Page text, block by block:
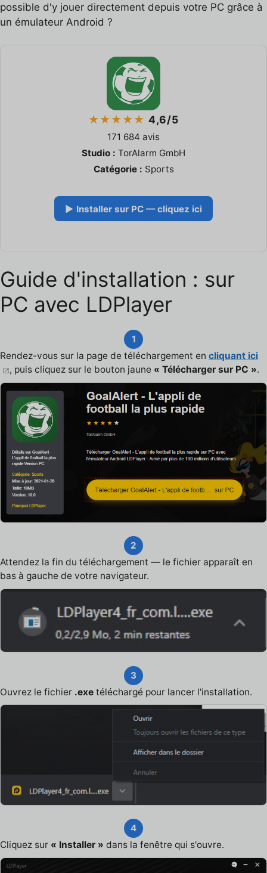
possible d'y jouer directement depuis votre PC grâce à
un émulateur Android ?
★★★★★ 4,6/5
171 684 avis
Studio : TorAlarm GmbH
Catégorie : Sports
▶ Installer sur PC — cliquez ici
Guide d'installation : sur
PC avec LDPlayer
1
Rendez-vous sur la page de téléchargement en cliquant ici
, puis cliquez sur le bouton jaune « Télécharger sur PC ».
2
Attendez la fin du téléchargement — le fichier apparaît en
bas à gauche de votre navigateur.
3
Ouvrez le fichier .exe téléchargé pour lancer l'installation.
4
Cliquez sur « Installer » dans la fenêtre qui s'ouvre.